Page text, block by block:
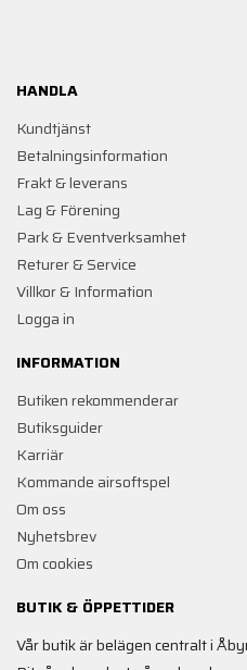
HANDLA
Kundtjänst
Betalningsinformation
Frakt & leverans
Lag & Förening
Park & Eventverksamhet
Returer & Service
Villkor & Information
Logga in
INFORMATION
Butiken rekommenderar
Butiksguider
Karriär
Kommande airsoftspel
Om oss
Nyhetsbrev
Om cookies
BUTIK & ÖPPETTIDER
Vår butik är belägen centralt i